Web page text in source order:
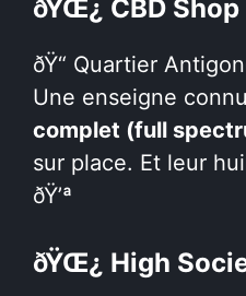
ðŸŒ¿ CBD
ðŸ“ Quartier
Une enseigne
complet (full
sur place. Et leur
ðŸ’ª
ðŸŒ¿ High